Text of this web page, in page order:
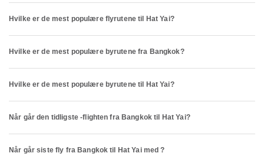
Hvilke er de mest populære flyrutene til Hat Yai?
Hvilke er de mest populære byrutene fra Bangkok?
Hvilke er de mest populære byrutene til Hat Yai?
Når går den tidligste -flighten fra Bangkok til Hat Yai?
Når går siste fly fra Bangkok til Hat Yai med ?